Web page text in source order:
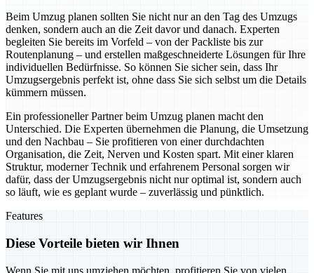
Beim Umzug planen sollten Sie nicht nur an den Tag des Umzugs
denken, sondern auch an die Zeit davor und danach. Experten
begleiten Sie bereits im Vorfeld – von der Packliste bis zur
Routenplanung – und erstellen maßgeschneiderte Lösungen für Ihre
individuellen Bedürfnisse. So können Sie sicher sein, dass Ihr
Umzugsergebnis perfekt ist, ohne dass Sie sich selbst um die Details
kümmern müssen.
Ein professioneller Partner beim Umzug planen macht den
Unterschied. Die Experten übernehmen die Planung, die Umsetzung
und den Nachbau – Sie profitieren von einer durchdachten
Organisation, die Zeit, Nerven und Kosten spart. Mit einer klaren
Struktur, moderner Technik und erfahrenem Personal sorgen wir
dafür, dass der Umzugsergebnis nicht nur optimal ist, sondern auch
so läuft, wie es geplant wurde – zuverlässig und pünktlich.
Features
Diese Vorteile bieten wir Ihnen
Wenn Sie mit uns umziehen möchten, profitieren Sie von vielen